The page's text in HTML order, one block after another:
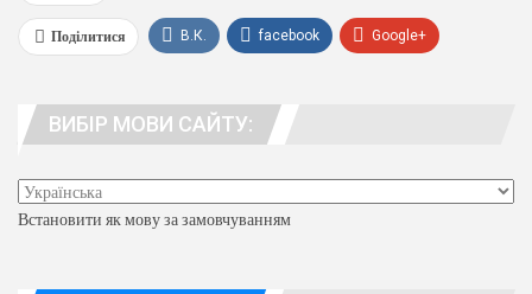
Поділитися В.К. facebook Google+
люди. адреса
ВИБІР МОВИ САЙТУ:
Встановити як мову за замовчуванням